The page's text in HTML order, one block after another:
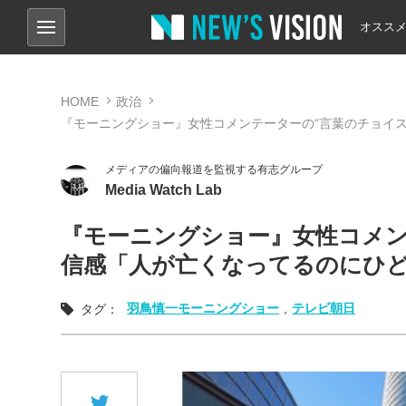
オスス
HOME
政治
『モーニングショー』女性コメンテーターの“言葉のチョ
メディアの偏向報道を監視する有志グループ
Media Watch Lab
『モーニングショー』女性コメ
信感「人が亡くなってるのにひ
タグ： 羽鳥慎一モーニングショー テレビ朝日